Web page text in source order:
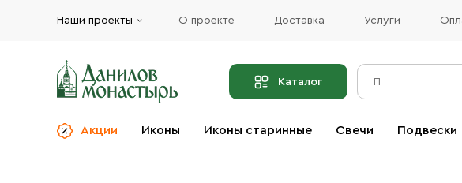
Наши проекты О проекте Доставка Услуги
Каталог
Акции Иконы Иконы старинные Свечи Подвески
Бренды